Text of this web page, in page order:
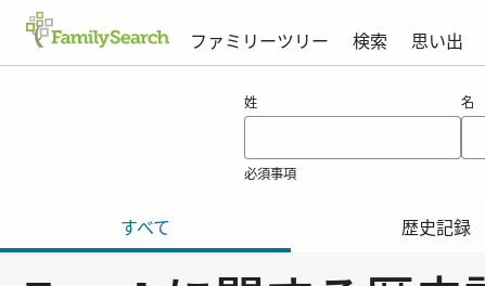
ファミリーツリー 検索 思い出
姓
必須事項
名
すべて 歴史記録